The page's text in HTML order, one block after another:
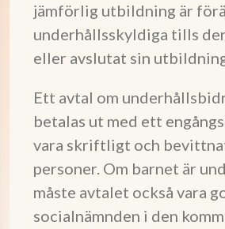
jämförlig utbildning är
underhållsskyldiga tills
eller avslutat sin
Ett avtal om
betalas ut med ett
vara skriftligt och
personer. Om barnet är
måste avtalet också vara
socialnämnden i den